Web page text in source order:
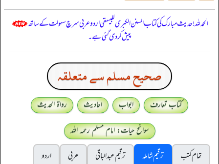
الحمدللہ! حدیث مبارک کی کتاب السنن الكبرى للبيهقي اردو عربی سرچ سہولت کے ساتھ
پیش کر دی گئی ہے۔
صحيح مسلم سے متعلقہ
کتاب تعارف ابواب احادیث
رواۃ الحدیث
سوانح حیات: امام مسلم رحمہ اللہ
تمام کتب
ترقیم شاملہ ترقيم عبدالباقی عربی
اردو